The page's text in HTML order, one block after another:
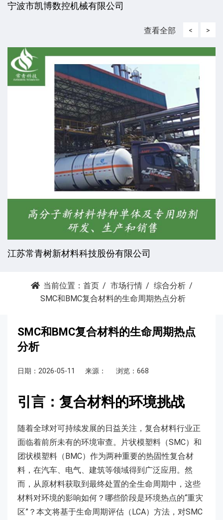
威海东发精工机械有限责任公司
查看全部 <
杭州昕劲复材科技有限公司
>
当前位置： 首页 市场行情
综合分析
SMC和BMC复合材料的生命周期热点分析
SMC和BMC复合材料的生命周期热点
分析
日期：2026-05-11 来源： 浏览：668
引言：复合材料的环境挑战
随着全球对可持续发展的日益关注，复合材料行业正
面临着前所未有的环境审查。片状模塑料（SMC）和
团状模塑料（BMC）作为两种重要的热固性复合材
料，在汽车、电气、建筑等领域得到广泛应用。然
而，从原材料获取到最终处置的全生命周期中，这些
材料对环境的影响如何？哪些阶段是环境热点的“重灾
区”？本文将基于生命周期评估（LCA）方法，对SMC